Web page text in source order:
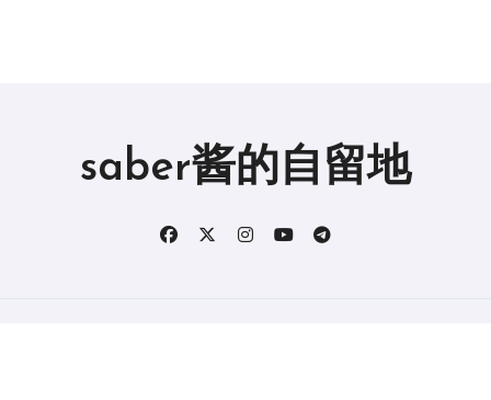
saber酱的自留地